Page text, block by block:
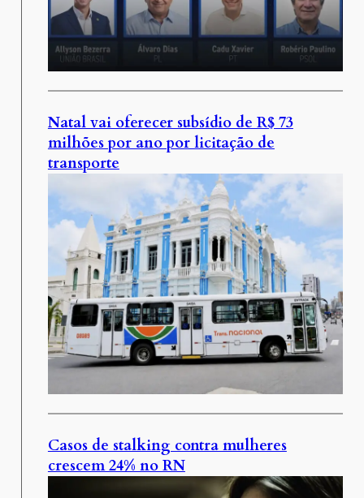
Natal vai oferecer subsídio de R$ 73
milhões por ano por licitação de
transporte
Casos de stalking contra mulheres
crescem 24% no RN